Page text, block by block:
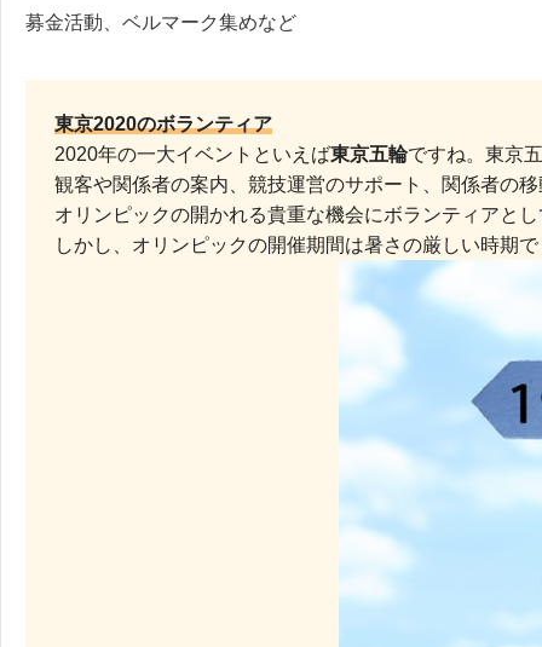
募金活動、ベルマーク集めなど
東京2020のボランティア
2020年の一大イベントといえば東京五輪ですね。東京
観客や関係者の案内、競技運営のサポート、関係者の
オリンピックの開かれる貴重な機会にボランティアと
しかし、オリンピックの開催期間は暑さの厳しい時期